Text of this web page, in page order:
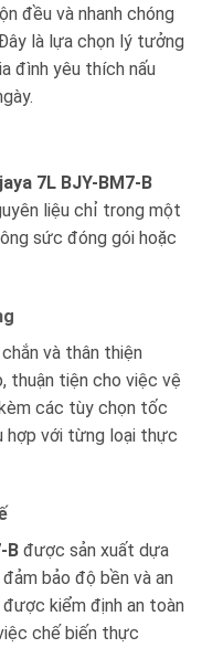
đều và nhanh chóng
là lựa chọn lý tưởng
đình yêu thích nấu
7L BJY-BM7-B
liệu chỉ trong một
sức đóng gói hoặc
và thân thiện
thuận tiện cho việc vệ
các tùy chọn tốc
hợp với từng loại thực
B được sản xuất dựa
bảo độ bền và an
kiểm định an toàn
chế biến thực